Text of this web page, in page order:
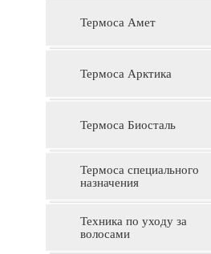
Термоса Амет
Термоса Арктика
Термоса Биосталь
Термоса специального
назначения
Техника по уходу за
волосами